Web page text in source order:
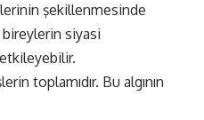
şekillenmesinde
siyasi
toplamıdır. Bu algının